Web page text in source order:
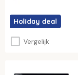
Holiday deal
Vergelijk